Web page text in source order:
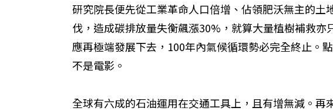
研究院長便先從工業革命人口倍增、佔領肥沃無主的土
伐，造成碳排放量失衡飆漲30%，就算大量植樹補救
應再極端發展下去，100年內氣候循環勢必完全終止。
不是電影。
全球有六成的石油運用在交通工具上，且有增無減。再